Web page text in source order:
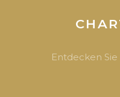
Entdecken